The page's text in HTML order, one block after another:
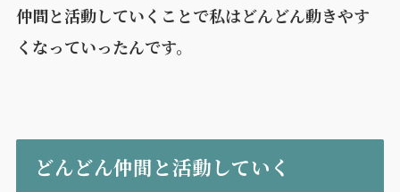
仲間と活動していくことで私はどんどん動きやす
くなっていったんです。
どんどん仲間と活動していく